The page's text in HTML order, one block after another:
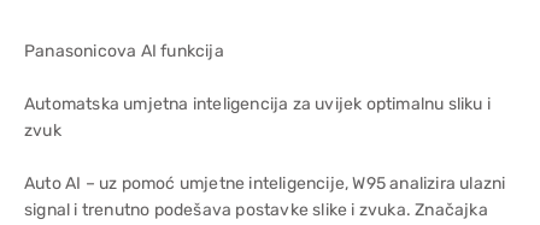
Panasonicova AI funkcija
Automatska umjetna inteligencija za uvijek optimalnu sliku i
zvuk
Auto AI – uz pomoć umjetne inteligencije, W95 analizira ulazni
signal i trenutno podešava postavke slike i zvuka. Značajka